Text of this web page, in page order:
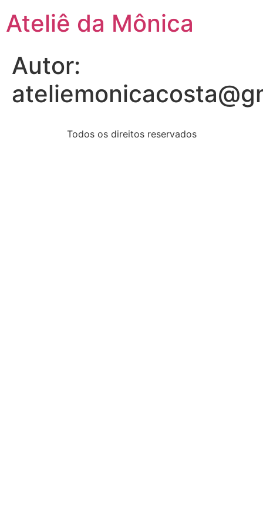
Ateliê da Mônica
Autor:
Todos os direitos reservados